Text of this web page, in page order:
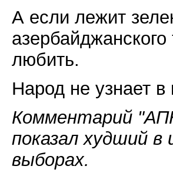
А если лежит
любить.
Народ не узнает
Комментарий
показал худший
выборах.